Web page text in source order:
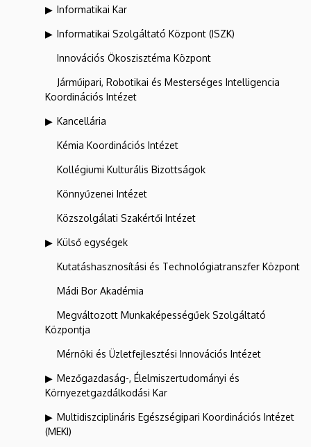
Informatikai Kar
Informatikai Szolgáltató Központ (ISZK)
Innovációs Ökoszisztéma Központ
Járműipari, Robotikai és Mesterséges Intelligencia
Koordinációs Intézet
Kancellária
Kémia Koordinációs Intézet
Kollégiumi Kulturális Bizottságok
Könnyűzenei Intézet
Közszolgálati Szakértői Intézet
Külső egységek
Kutatáshasznosítási és Technológiatranszfer Központ
Mádi Bor Akadémia
Megváltozott Munkaképességűek Szolgáltató
Központja
Mérnöki és Üzletfejlesztési Innovációs Intézet
Mezőgazdaság-, Élelmiszertudományi és
Környezetgazdálkodási Kar
Multidiszciplináris Egészségipari Koordinációs Intézet
(MEKI)